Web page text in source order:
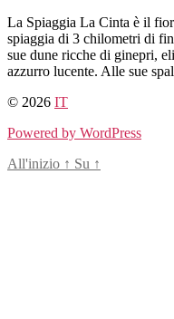
Salta
al
contenuto
La Spiaggia La Cinta è il
spiaggia di 3 chilometri di
sue dune ricche di ginepri,
azzurro lucente. Alle sue
© 2026 IT
Powered by WordPress
All'inizio ↑ Su ↑